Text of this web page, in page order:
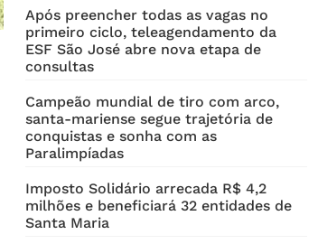
Após preencher todas as vagas no
primeiro ciclo, teleagendamento da
ESF São José abre nova etapa de
consultas
Campeão mundial de tiro com arco,
santa-mariense segue trajetória de
conquistas e sonha com as
Paralimpíadas
Imposto Solidário arrecada R$ 4,2
milhões e beneficiará 32 entidades de
Santa Maria